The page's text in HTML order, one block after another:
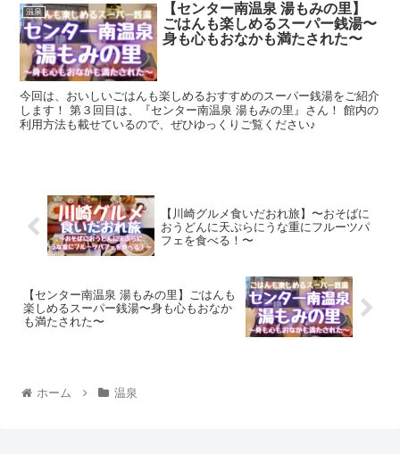
温泉
【センター南温泉 湯もみの里】
ごはんも楽しめるスーパー銭湯〜
身も心もおなかも満たされた〜
今回は、おいしいごはんも楽しめるおすすめのスーパー銭湯をご紹介
します！ 第３回目は、『センター南温泉 湯もみの里』さん！ 館内の
利用方法も載せているので、ぜひゆっくりご覧ください♪
【川崎グルメ食いだおれ旅】〜おそばに
おうどんに天ぷらにうな重にフルーツパ
フェを食べる！〜
【センター南温泉 湯もみの里】ごはんも
楽しめるスーパー銭湯〜身も心もおなか
も満たされた〜
ホーム 温泉